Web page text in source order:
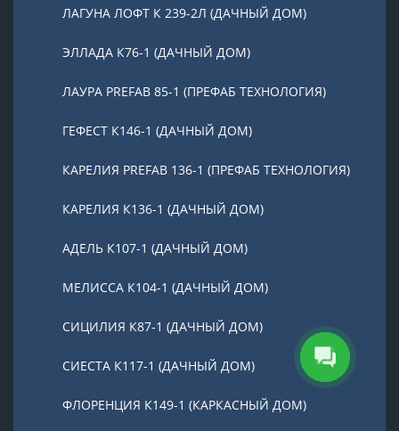
ЛАГУНА ЛОФТ К 239-2Л (ДАЧНЫЙ ДОМ)
ЭЛЛАДА К76-1 (ДАЧНЫЙ ДОМ)
ЛАУРА PREFAB 85-1 (ПРЕФАБ ТЕХНОЛОГИЯ)
ГЕФЕСТ К146-1 (ДАЧНЫЙ ДОМ)
КАРЕЛИЯ PREFAB 136-1 (ПРЕФАБ ТЕХНОЛОГИЯ)
КАРЕЛИЯ К136-1 (ДАЧНЫЙ ДОМ)
АДЕЛЬ К107-1 (ДАЧНЫЙ ДОМ)
МЕЛИССА К104-1 (ДАЧНЫЙ ДОМ)
СИЦИЛИЯ К87-1 (ДАЧНЫЙ ДОМ)
СИЕСТА К117-1 (ДАЧНЫЙ ДОМ)
ФЛОРЕНЦИЯ К149-1 (КАРКАСНЫЙ ДОМ)